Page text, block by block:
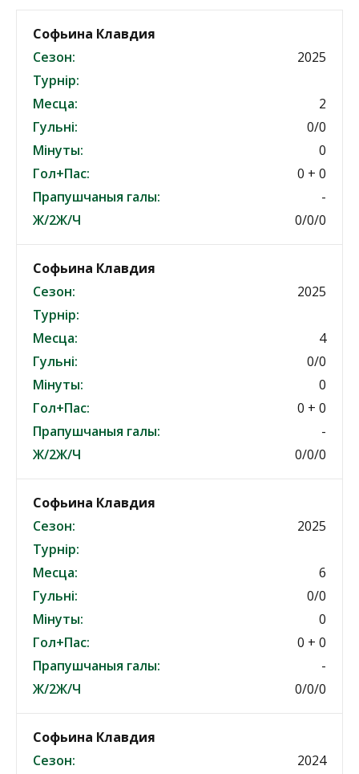
Софьина Клавдия
Сезон:
2025
Турнір:
Месца:
2
Гульні:
0/0
Мінуты:
0
Гол+Пас:
0 + 0
Прапушчаныя галы:
-
Ж/2Ж/Ч
0/0/0
Софьина Клавдия
Сезон:
2025
Турнір:
Месца:
4
Гульні:
0/0
Мінуты:
0
Гол+Пас:
0 + 0
Прапушчаныя галы:
-
Ж/2Ж/Ч
0/0/0
Софьина Клавдия
Сезон:
2025
Турнір:
Месца:
6
Гульні:
0/0
Мінуты:
0
Гол+Пас:
0 + 0
Прапушчаныя галы:
-
Ж/2Ж/Ч
0/0/0
Софьина Клавдия
Сезон:
2024